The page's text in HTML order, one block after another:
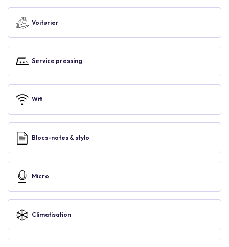
Voiturier
Service pressing
Wifi
Blocs-notes & stylo
Micro
Climatisation